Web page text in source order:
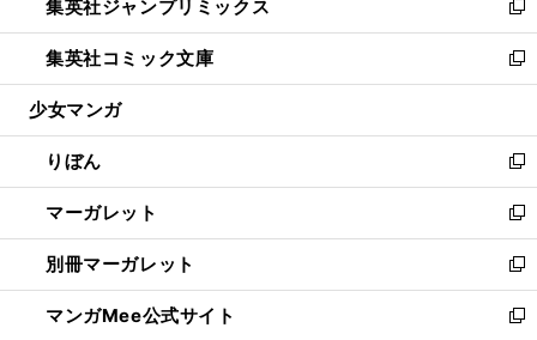
く
で
開
く
ド
ウ
で
開
ィ
ン
ド
ウ
開
く
い
ウ
ィ
ン
ウ
で
開
く
集英社ジャンプリミックス
新
し
い
ウ
ン
ド
ウ
で
開
く
集英社コミック文庫
新
し
ウ
ィ
ン
ド
ウ
で
開
く
少女マンガ
りぼん
新
し
い
ウ
ィ
ン
ド
マーガレット
新
し
い
ウ
ィ
別冊マーガレット
新
し
い
マンガMee公式サイト
新